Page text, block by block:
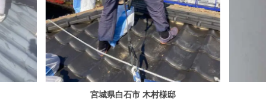
宮城県白石市 木村様邸